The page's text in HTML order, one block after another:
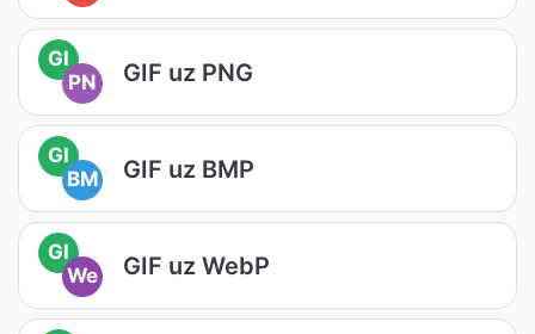
GI
PN
GIF uz PNG
GI
BM
GIF uz BMP
GI
We
GIF uz WebP